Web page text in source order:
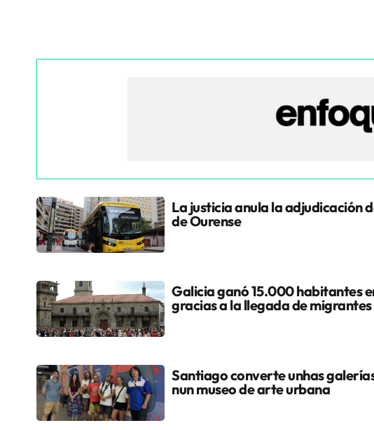
La justicia anula la adjudicación
de Ourense
Galicia ganó 15.000 habitantes
gracias a la llegada de migrantes
Santiago converte unhas
nun museo de arte urbana